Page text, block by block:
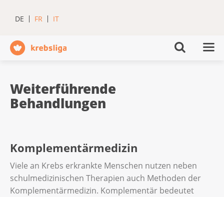
DE FR IT
Weiterführende
Behandlungen
Komplementärmedizin
Viele an Krebs erkrankte Menschen nutzen neben
schulmedizinischen Therapien auch Methoden der
Komplementärmedizin. Komplementär bedeutet